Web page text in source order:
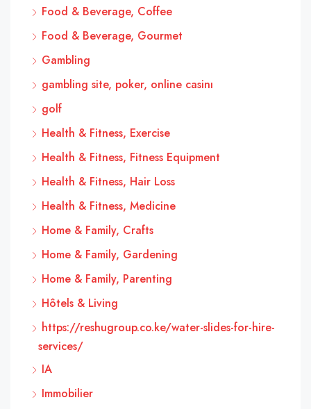
Food & Beverage, Coffee
Food & Beverage, Gourmet
Gambling
gambling site, poker, online casinı
golf
Health & Fitness, Exercise
Health & Fitness, Fitness Equipment
Health & Fitness, Hair Loss
Health & Fitness, Medicine
Home & Family, Crafts
Home & Family, Gardening
Home & Family, Parenting
Hôtels & Living
https://reshugroup.co.ke/water-slides-for-hire-
services/
IA
Immobilier